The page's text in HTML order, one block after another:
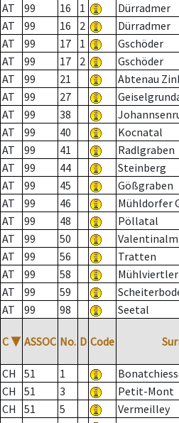
AT
99 16 1 Dürradmer
AT
99 16 2 Dürradmer
AT
99 17 1 Gschöder
AT
99 17 2 Gschöder
AT
99 21 Abtenau
AT
99 27
AT
99 38
AT
99 40 Kocnatal
AT
99 41 Radlgraben
AT
99 44 Steinberg
AT
99 45 Gößgraben
AT
99 46 Mühldorfer
AT
99 48 Pöllatal
AT
99 50 Valentinalm
AT
99 56 Tratten
AT
99 58
AT
99 59
AT
99 98 Seetal
C ▼ ASSOC No. D Code
CH 51 1
CH
51 3 Petit-Mont
CH
51 5 Vermeilley